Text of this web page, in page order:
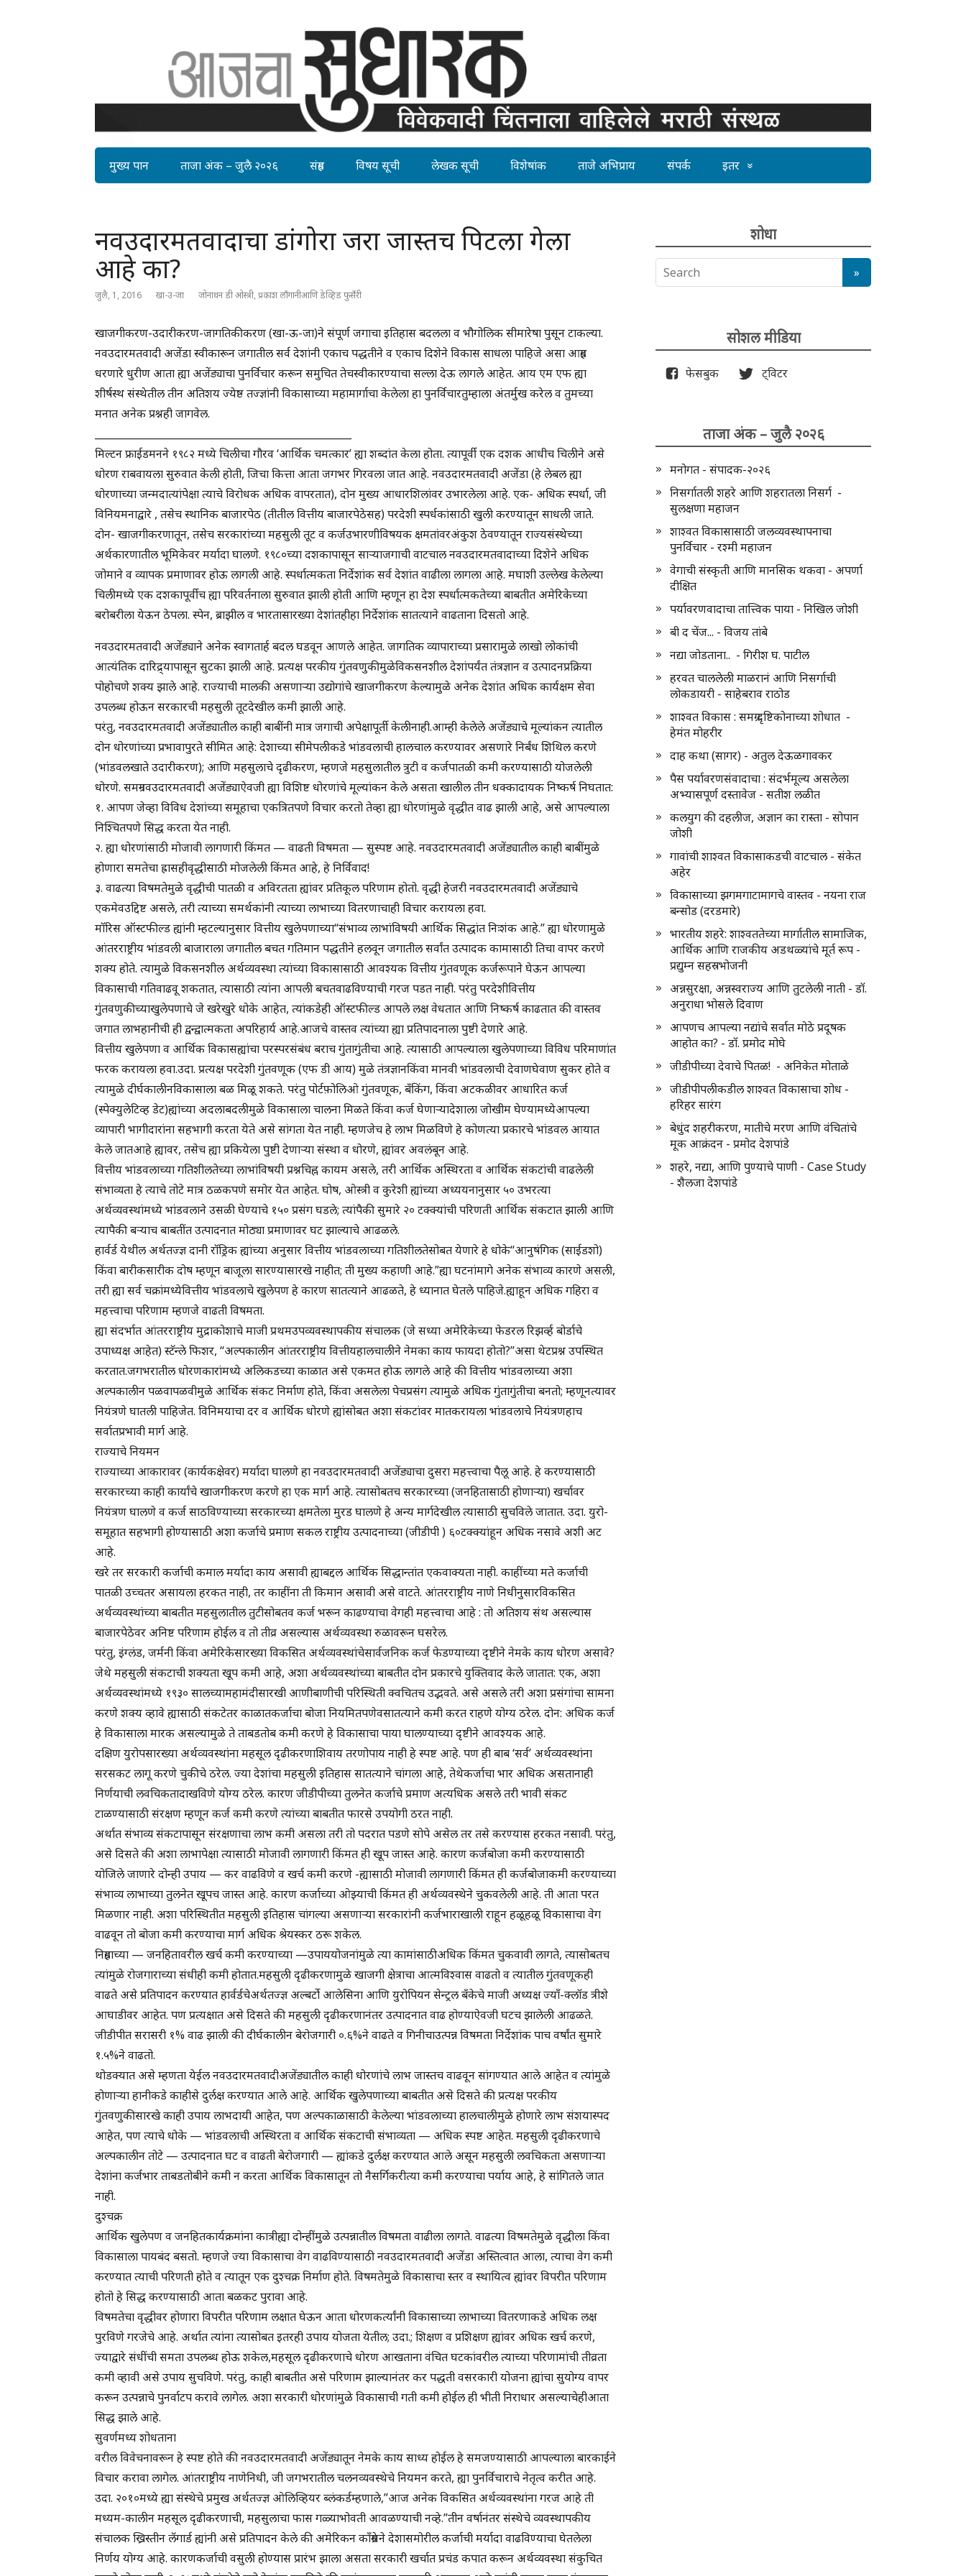
मुख्य पान ताजा अंक – जुलै २०२६ संग्रह विषय सूची लेखक सूची विशेषांक ताजे अभिप्राय संपर्क इतर
नवउदारमतवादाचा डांगोरा जरा जास्तच पिटला गेला
आहे का?
जुलै, 1, 2016 खा-उ-जा जोनाथन डी ओस्त्री, प्रकाश लौंगानीआणि डेव्हिड फुर्सेरी
खाजगीकरण-उदारीकरण-जागतिकीकरण (खा-ऊ-जा)ने संपूर्ण जगाचा इतिहास बदलला व भौगोलिक सीमारेषा पुसून टाकल्या.
नवउदारमतवादी अजेंडा स्वीकारून जगातील सर्व देशांनी एकाच पद्धतीने व एकाच दिशेने विकास साधला पाहिजे असा आग्रह
धरणारे धुरीण आता ह्या अजेंड्याचा पुनर्विचार करून समुचित तेचस्वीकारण्याचा सल्ला देऊ लागले आहेत. आय एम एफ ह्या
शीर्षस्थ संस्थेतील तीन अतिशय ज्येष्ठ तज्ज्ञांनी विकासाच्या महामार्गाचा केलेला हा पुनर्विचारतुम्हाला अंतर्मुख करेल व तुमच्या
मनात अनेक प्रश्नही जागवेल.
मिल्टन फ्राईडमनने १९८२ मध्ये चिलीचा गौरव ‘आर्थिक चमत्कार’ ह्या शब्दांत केला होता. त्यापूर्वी एक दशक आधीच चिलीने असे
धोरण राबवायला सुरुवात केली होती, जिचा कित्ता आता जगभर गिरवला जात आहे. नवउदारमतवादी अजेंडा (हे लेबल ह्या
धोरणाच्या जन्मदात्यांपेक्षा त्याचे विरोधक अधिक वापरतात), दोन मुख्य आधारशिलांवर उभारलेला आहे. एक- अधिक स्पर्धा, जी
विनियमनाद्वारे , तसेच स्थानिक बाजारपेठ (तीतील वित्तीय बाजारपेठेसह) परदेशी स्पर्धकांसाठी खुली करण्यातून साधली जाते.
दोन- खाजगीकरणातून, तसेच सरकारांच्या महसुली तूट व कर्जउभारणीविषयक क्षमतांवरअंकुश ठेवण्यातून राज्यसंस्थेच्या
अर्थकारणातील भूमिकेवर मर्यादा घालणे. १९८०च्या दशकापासून साऱ्याजगाची वाटचाल नवउदारमतवादाच्या दिशेने अधिक
जोमाने व व्यापक प्रमाणावर होऊ लागली आहे. स्पर्धात्मकता निर्देशांक सर्व देशांत वाढीला लागला आहे. मघाशी उल्लेख केलेल्या
चिलीमध्ये एक दशकापूर्वीच ह्या परिवर्तनाला सुरुवात झाली होती आणि म्हणून हा देश स्पर्धात्मकतेच्या बाबतीत अमेरिकेच्या
बरोबरीला येऊन ठेपला. स्पेन, ब्राझील व भारतासारख्या देशांतहीहा निर्देशांक सातत्याने वाढताना दिसतो आहे.
नवउदारमतवादी अजेंड्याने अनेक स्वागतार्ह बदल घडवून आणले आहेत. जागतिक व्यापाराच्या प्रसारामुळे लाखो लोकांची
आत्यंतिक दारिद्र्यापासून सुटका झाली आहे. प्रत्यक्ष परकीय गुंतवणुकीमुळेविकसनशील देशांपर्यंत तंत्रज्ञान व उत्पादनप्रक्रिया
पोहोचणे शक्य झाले आहे. राज्याची मालकी असणाऱ्या उद्योगांचे खाजगीकरण केल्यामुळे अनेक देशांत अधिक कार्यक्षम सेवा
उपलब्ध होऊन सरकारची महसुली तूटदेखील कमी झाली आहे.
परंतु, नवउदारमतवादी अजेंड्यातील काही बाबींनी मात्र जगाची अपेक्षापूर्ती केलीनाही.आम्ही केलेले अजेंड्याचे मूल्यांकन त्यातील
दोन धोरणांच्या प्रभावापुरते सीमित आहे: देशाच्या सीमेपलीकडे भांडवलाची हालचाल करण्यावर असणारे निर्बंध शिथिल करणे
(भांडवलखाते उदारीकरण); आणि महसुलाचे दृढीकरण, म्हणजे महसुलातील त्रुटी व कर्जपातळी कमी करण्यासाठी योजलेली
धोरणे. समग्रनवउदारमतवादी अजेंड्याऐवजी ह्या विशिष्ट धोरणांचे मूल्यांकन केले असता खालील तीन धक्कादायक निष्कर्ष निघतात:
१. आपण जेव्हा विविध देशांच्या समूहाचा एकत्रितपणे विचार करतो तेव्हा ह्या धोरणांमुळे वृद्धीत वाढ झाली आहे, असे आपल्याला
निश्चितपणे सिद्ध करता येत नाही.
२. ह्या धोरणांसाठी मोजावी लागणारी किंमत — वाढती विषमता — सुस्पष्ट आहे. नवउदारमतवादी अजेंड्यातील काही बाबींमुळे
होणारा समतेचा ह्रासहीवृद्धीसाठी मोजलेली किंमत आहे, हे निर्विवाद!
३. वाढत्या विषमतेमुळे वृद्धीची पातळी व अविरतता ह्यांवर प्रतिकूल परिणाम होतो. वृद्धी हेजरी नवउदारमतवादी अजेंड्याचे
एकमेवउद्दिष्ट असले, तरी त्याच्या समर्थकांनी त्याच्या लाभाच्या वितरणाचाही विचार करायला हवा.
मॉरिस ऑस्टफील्ड ह्यांनी म्हटल्यानुसार वित्तीय खुलेपणाच्या“संभाव्य लाभांविषयी आर्थिक सिद्धांत निःशंक आहे.” ह्या धोरणामुळे
आंतरराष्ट्रीय भांडवली बाजाराला जगातील बचत गतिमान पद्धतीने हलवून जगातील सर्वांत उत्पादक कामासाठी तिचा वापर करणे
शक्य होते. त्यामुळे विकसनशील अर्थव्यवस्था त्यांच्या विकासासाठी आवश्यक वित्तीय गुंतवणूक कर्जरूपाने घेऊन आपल्या
विकासाची गतिवाढवू शकतात, त्यासाठी त्यांना आपली बचतवाढविण्याची गरज पडत नाही. परंतु परदेशीवित्तीय
गुंतवणुकीच्याखुलेपणाचे जे खरेखुरे धोके आहेत, त्यांकडेही ऑस्टफील्ड आपले लक्ष वेधतात आणि निष्कर्ष काढतात की वास्तव
जगात लाभहानीची ही द्वन्द्वात्मकता अपरिहार्य आहे.आजचे वास्तव त्यांच्या ह्या प्रतिपादनाला पुष्टी देणारे आहे.
वित्तीय खुलेपणा व आर्थिक विकासह्यांचा परस्परसंबंध बराच गुंतागुंतीचा आहे. त्यासाठी आपल्याला खुलेपणाच्या विविध परिमाणांत
फरक करायला हवा.उदा. प्रत्यक्ष परदेशी गुंतवणूक (एफ डी आय) मुळे तंत्रज्ञानकिंवा मानवी भांडवलाची देवाणघेवाण सुकर होते व
त्यामुळे दीर्घकालीनविकासाला बळ मिळू शकते. परंतु पोर्टफ़ोलिओ गुंतवणूक, बँकिंग, किंवा अटकळीवर आधारित कर्ज
(स्पेक्युलेटिव्ह डेट)ह्यांच्या अदलाबदलीमुळे विकासाला चालना मिळते किंवा कर्ज घेणाऱ्यादेशाला जोखीम घेण्यामध्येआपल्या
व्यापारी भागीदारांना सहभागी करता येते असे सांगता येत नाही. म्हणजेच हे लाभ मिळविणे हे कोणत्या प्रकारचे भांडवल आयात
केले जातआहे ह्यावर, तसेच ह्या प्रकियेला पुष्टी देणाऱ्या संस्था व धोरणे, ह्यांवर अवलंबून आहे.
वित्तीय भांडवलाच्या गतिशीलतेच्या लाभांविषयी प्रश्नचिह्न कायम असले, तरी आर्थिक अस्थिरता व आर्थिक संकटांची वाढलेली
संभाव्यता हे त्याचे तोटे मात्र ठळकपणे समोर येत आहेत. घोष, ओस्त्री व कुरेशी ह्यांच्या अध्ययनानुसार ५० उभरत्या
अर्थव्यवस्थांमध्ये भांडवलाने उसळी घेण्याचे १५० प्रसंग घडले; त्यांपैकी सुमारे २० टक्क्यांची परिणती आर्थिक संकटात झाली आणि
त्यापैकी बऱ्याच बाबतींत उत्पादनात मोठ्या प्रमाणावर घट झाल्याचे आढळले.
हार्वर्ड येथील अर्थतज्ज्ञ दानी रॉड्रिक ह्यांच्या अनुसार वित्तीय भांडवलाच्या गतिशीलतेसोबत येणारे हे धोके“आनुषंगिक (साईडशो)
किंवा बारीकसारीक दोष म्हणून बाजूला सारण्यासारखे नाहीत; ती मुख्य कहाणी आहे.”ह्या घटनांमागे अनेक संभाव्य कारणे असली,
तरी ह्या सर्व चक्रांमध्येवित्तीय भांडवलाचे खुलेपण हे कारण सातत्याने आढळते, हे ध्यानात घेतले पाहिजे.ह्याहून अधिक गहिरा व
महत्त्वाचा परिणाम म्हणजे वाढती विषमता.
ह्या संदर्भात आंतरराष्ट्रीय मुद्राकोशाचे माजी प्रथमउपव्यवस्थापकीय संचालक (जे सध्या अमेरिकेच्या फेडरल रिझर्व्ह बोर्डाचे
उपाध्यक्ष आहेत) स्टॅन्ले फिशर, “अल्पकालीन आंतरराष्ट्रीय वित्तीयहालचालीने नेमका काय फायदा होतो?”असा थेटप्रश्न उपस्थित
करतात.जगभरातील धोरणकारांमध्ये अलिकडच्या काळात असे एकमत होऊ लागले आहे की वित्तीय भांडवलाच्या अशा
अल्पकालीन पळवापळवीमुळे आर्थिक संकट निर्माण होते, किंवा असलेला पेचप्रसंग त्यामुळे अधिक गुंतागुंतीचा बनतो; म्हणूनत्यावर
नियंत्रणे घातली पाहिजेत. विनिमयाचा दर व आर्थिक धोरणे ह्यांसोबत अशा संकटांवर मातकरायला भांडवलाचे नियंत्रणहाच
सर्वातप्रभावी मार्ग आहे.
राज्याचे नियमन
राज्याच्या आकारावर (कार्यकक्षेवर) मर्यादा घालणे हा नवउदारमतवादी अजेंड्याचा दुसरा महत्त्वाचा पैलू आहे. हे करण्यासाठी
सरकारच्या काही कार्यांचे खाजगीकरण करणे हा एक मार्ग आहे. त्यासोबतच सरकारच्या (जनहितासाठी होणाऱ्या) खर्चावर
नियंत्रण घालणे व कर्ज साठविण्याच्या सरकारच्या क्षमतेला मुरड घालणे हे अन्य मार्गदेखील त्यासाठी सुचविले जातात. उदा. युरो-
समूहात सहभागी होण्यासाठी अशा कर्जाचे प्रमाण सकल राष्ट्रीय उत्पादनाच्या (जीडीपी ) ६०टक्क्यांहून अधिक नसावे अशी अट
आहे.
खरे तर सरकारी कर्जाची कमाल मर्यादा काय असावी ह्याबद्दल आर्थिक सिद्धान्तांत एकवाक्यता नाही. काहींच्या मते कर्जाची
पातळी उच्चतर असायला हरकत नाही, तर काहींना ती किमान असावी असे वाटते. आंतरराष्ट्रीय नाणे निधीनुसारविकसित
अर्थव्यवस्थांच्या बाबतीत महसुलातील तुटीसोबतव कर्ज भरून काढण्याचा वेगही महत्त्वाचा आहे : तो अतिशय संथ असल्यास
बाजारपेठेवर अनिष्ट परिणाम होईल व तो तीव्र असल्यास अर्थव्यवस्था रुळावरून घसरेल.
परंतु, इंग्लंड, जर्मनी किंवा अमेरिकेसारख्या विकसित अर्थव्यवस्थांचेसार्वजनिक कर्ज फेडण्याच्या दृष्टीने नेमके काय धोरण असावे?
जेथे महसुली संकटाची शक्यता खूप कमी आहे, अशा अर्थव्यवस्थांच्या बाबतीत दोन प्रकारचे युक्तिवाद केले जातात: एक, अशा
अर्थव्यवस्थांमध्ये १९३० सालच्यामहामंदीसारखी आणीबाणीची परिस्थिती क्वचितच उद्भवते. असे असले तरी अशा प्रसंगांचा सामना
करणे शक्य व्हावे ह्यासाठी संकटेतर काळातकर्जाचा बोजा नियमितपणेवसातत्याने कमी करत राहणे योग्य ठरेल. दोन: अधिक कर्ज
हे विकासाला मारक असल्यामुळे ते ताबडतोब कमी करणे हे विकासाचा पाया घालण्याच्या दृष्टीने आवश्यक आहे.
दक्षिण युरोपसारख्या अर्थव्यवस्थांना महसूल दृढीकरणाशिवाय तरणोपाय नाही हे स्पष्ट आहे. पण ही बाब ‘सर्व’ अर्थव्यवस्थांना
सरसकट लागू करणे चुकीचे ठरेल. ज्या देशांचा महसुली इतिहास सातत्याने चांगला आहे, तेथेकर्जाचा भार अधिक असतानाही
निर्णयाची लवचिकतादाखविणे योग्य ठरेल. कारण जीडीपीच्या तुलनेत कर्जाचे प्रमाण अत्यधिक असले तरी भावी संकट
टाळण्यासाठी संरक्षण म्हणून कर्ज कमी करणे त्यांच्या बाबतीत फारसे उपयोगी ठरत नाही.
अर्थात संभाव्य संकटापासून संरक्षणाचा लाभ कमी असला तरी तो पदरात पडणे सोपे असेल तर तसे करण्यास हरकत नसावी. परंतु,
असे दिसते की अशा लाभापेक्षा त्यासाठी मोजावी लागणारी किंमत ही खूप जास्त आहे. कारण कर्जबोजा कमी करण्यासाठी
योजिले जाणारे दोन्ही उपाय — कर वाढविणे व खर्च कमी करणे -ह्यासाठी मोजावी लागणारी किंमत ही कर्जबोजाकमी करण्याच्या
संभाव्य लाभाच्या तुलनेत खूपच जास्त आहे. कारण कर्जाच्या ओझ्याची किंमत ही अर्थव्यवस्थेने चुकवलेली आहे. ती आता परत
मिळणार नाही. अशा परिस्थितीत महसुली इतिहास चांगल्या असणाऱ्या सरकारांनी कर्जभाराखाली राहून हळूहळू विकासाचा वेग
वाढवून तो बोजा कमी करण्याचा मार्ग अधिक श्रेयस्कर ठरू शकेल.
निग्रहाच्या — जनहितावरील खर्च कमी करण्याच्या —उपाययोजनांमुळे त्या कामांसाठीअधिक किंमत चुकवावी लागते, त्यासोबतच
त्यांमुळे रोजगाराच्या संधीही कमी होतात.महसुली दृढीकरणामुळे खाजगी क्षेत्राचा आत्मविश्वास वाढतो व त्यातील गुंतवणूकही
वाढते असे प्रतिपादन करण्यात हार्वर्डचेअर्थतज्ज्ञ अल्बर्टो आलेसिना आणि युरोपियन सेन्ट्रल बँकेचे माजी अध्यक्ष ज्यॉं-क्लॉड त्रीशे
आघाडीवर आहेत. पण प्रत्यक्षात असे दिसते की महसुली दृढीकरणानंतर उत्पादनात वाढ होण्याऐवजी घटच झालेली आढळते.
जीडीपीत सरासरी १% वाढ झाली की दीर्घकालीन बेरोजगारी ०.६%ने वाढते व गिनीचाउत्पन्न विषमता निर्देशांक पाच वर्षांत सुमारे
१.५%ने वाढतो.
थोडक्यात असे म्हणता येईल नवउदारमतवादीअजेंड्यातील काही धोरणांचे लाभ जास्तच वाढवून सांगण्यात आले आहेत व त्यांमुळे
होणाऱ्या हानीकडे काहीसे दुर्लक्ष करण्यात आले आहे. आर्थिक खुलेपणाच्या बाबतीत असे दिसते की प्रत्यक्ष परकीय
गुंतवणुकीसारखे काही उपाय लाभदायी आहेत, पण अल्पकाळासाठी केलेल्या भांडवलाच्या हालचालीमुळे होणारे लाभ संशयास्पद
आहेत, पण त्याचे धोके — भांडवलाची अस्थिरता व आर्थिक संकटाची संभाव्यता — अधिक स्पष्ट आहेत. महसुली दृढीकरणाचे
अल्पकालीन तोटे — उत्पादनात घट व वाढती बेरोजगारी — ह्यांकडे दुर्लक्ष करण्यात आले असून महसुली लवचिकता असणाऱ्या
देशांना कर्जभार ताबडतोबीने कमी न करता आर्थिक विकासातून तो नैसर्गिकरीत्या कमी करण्याचा पर्याय आहे, हे सांगितले जात
नाही.
दुश्चक्र
आर्थिक खुलेपण व जनहितकार्यक्रमांना कात्रीह्या दोन्हींमुळे उत्पन्नातील विषमता वाढीला लागते. वाढत्या विषमतेमुळे वृद्धीला किंवा
विकासाला पायबंद बसतो. म्हणजे ज्या विकासाचा वेग वाढविण्यासाठी नवउदारमतवादी अजेंडा अस्तित्वात आला, त्याचा वेग कमी
करण्यात त्याची परिणती होते व त्यातून एक दुश्चक्र निर्माण होते. विषमतेमुळे विकासाचा स्तर व स्थायित्व ह्यांवर विपरीत परिणाम
होतो हे सिद्ध करण्यासाठी आता बळकट पुरावा आहे.
विषमतेचा वृद्धीवर होणारा विपरीत परिणाम लक्षात घेऊन आता धोरणकर्त्यांनी विकासाच्या लाभाच्या वितरणाकडे अधिक लक्ष
पुरविणे गरजेचे आहे. अर्थात त्यांना त्यासोबत इतरही उपाय योजता येतील; उदा.; शिक्षण व प्रशिक्षण ह्यांवर अधिक खर्च करणे,
ज्याद्वारे संधींची समता उपलब्ध होऊ शकेल,महसूल दृढीकरणाचे धोरण आखताना वंचित घटकांवरील त्याच्या परिणामांची तीव्रता
कमी व्हावी असे उपाय सुचविणे. परंतु, काही बाबतीत असे परिणाम झाल्यानंतर कर पद्धती वसरकारी योजना ह्यांचा सुयोग्य वापर
करून उत्पन्नाचे पुनर्वाटप करावे लागेल. अशा सरकारी धोरणांमुळे विकासाची गती कमी होईल ही भीती निराधार असल्याचेहीआता
सिद्ध झाले आहे.
सुवर्णमध्य शोधताना
वरील विवेचनावरून हे स्पष्ट होते की नवउदारमतवादी अजेंड्यातून नेमके काय साध्य होईल हे समजण्यासाठी आपल्याला बारकाईने
विचार करावा लागेल. आंतराष्ट्रीय नाणेनिधी, जी जगभरातील चलनव्यवस्थेचे नियमन करते, ह्या पुनर्विचाराचे नेतृत्व करीत आहे.
उदा. २०१०मध्ये ह्या संस्थेचे प्रमुख अर्थतज्ज्ञ ओलिव्हियर ब्लंकर्डम्हणाले,”आज अनेक विकसित अर्थव्यवस्थांना गरज आहे ती
मध्यम-कालीन महसूल दृढीकरणाची, महसुलाचा फास गळ्याभोवती आवळण्याची नव्हे.”तीन वर्षानंतर संस्थेचे व्यवस्थापकीय
संचालक ख्रिस्तीन लॅगार्ड ह्यांनी असे प्रतिपादन केले की अमेरिकन कॉंग्रेसने देशासमोरील कर्जाची मर्यादा वाढविण्याचा घेतलेला
निर्णय योग्य आहे. कारणकर्जाची वसुली होण्यास प्रारंभ झाला असता सरकारी खर्चात प्रचंड कपात करून अर्थव्यवस्था संकुचित
शोधा
सोशल मीडिया
फेसबुक ट्विटर
ताजा अंक – जुलै २०२६
मनोगत - संपादक-२०२६
निसर्गातली शहरे आणि शहरातला निसर्ग -
सुलक्षणा महाजन
शाश्वत विकासासाठी जलव्यवस्थापनाचा
पुनर्विचार - रश्मी महाजन
वेगाची संस्कृती आणि मानसिक थकवा - अपर्णा
दीक्षित
पर्यावरणवादाचा तात्त्विक पाया - निखिल जोशी
बी द चेंज... - विजय तांबे
नद्या जोडताना.. - गिरीश घ. पाटील
हरवत चाललेली माळरानं आणि निसर्गाची
लोकडायरी - साहेबराव राठोड
शाश्वत विकास : समग्र दृष्टिकोनाच्या शोधात -
हेमंत मोहरीर
दाह कथा (सागर) - अतुल देऊळगावकर
पैस पर्यावरणसंवादाचा : संदर्भमूल्य असलेला
अभ्यासपूर्ण दस्तावेज - सतीश लळीत
कलयुग की दहलीज, अज्ञान का रास्ता - सोपान
जोशी
गावांची शाश्वत विकासाकडची वाटचाल - संकेत
अहेर
विकासाच्या झगमगाटामागचे वास्तव - नयना राज
बन्सोड (दरडमारे)
भारतीय शहरे: शाश्वततेच्या मार्गातील सामाजिक,
आर्थिक आणि राजकीय अडथळ्यांचे मूर्त रूप -
प्रद्युम्न सहस्रभोजनी
अन्नसुरक्षा, अन्नस्वराज्य आणि तुटलेली नाती - डॉ.
अनुराधा भोसले दिवाण
आपणच आपल्या नद्यांचे सर्वात मोठे प्रदूषक
आहोत का? - डॉ. प्रमोद मोघे
जीडीपीच्या देवाचे पितळ! - अनिकेत मोताळे
जीडीपीपलीकडील शाश्वत विकासाचा शोध -
हरिहर सारंग
बेधुंद शहरीकरण, मातीचे मरण आणि वंचितांचे
मूक आक्रंदन - प्रमोद देशपांडे
शहरे, नद्या, आणि पुण्याचे पाणी - Case Study
- शैलजा देशपांडे